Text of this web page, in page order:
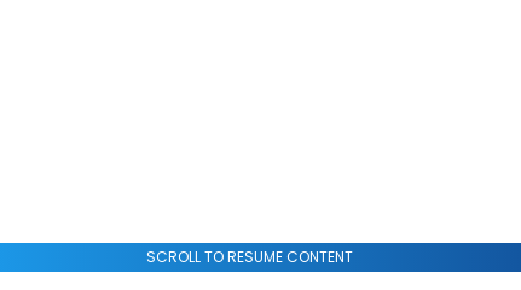
SCROLL TO RESUME CONTENT